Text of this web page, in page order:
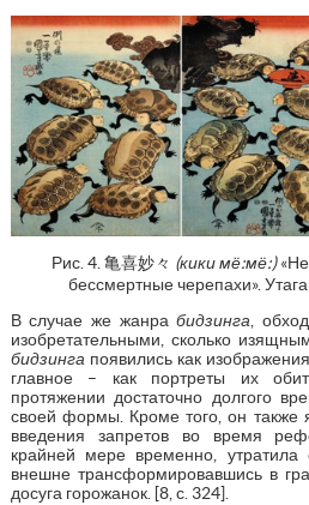
Рис. 4. 亀喜妙々 (кики мё:мё:)
бессмертные черепахи».
В случае же жанрабидзинга,
изобретательными, сколько
бидзингапоявились как
главное – как портреты их
протяжении достаточно долгого
своей формы. Кроме того, он также
введения запретов во время
крайней мере временно, утратила
внешне трансформировавшись в
досуга горожанок. [8, с. 324].